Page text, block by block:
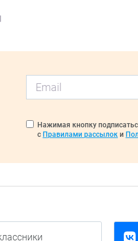
Нажимая кнопку
с Правилами рассылок и